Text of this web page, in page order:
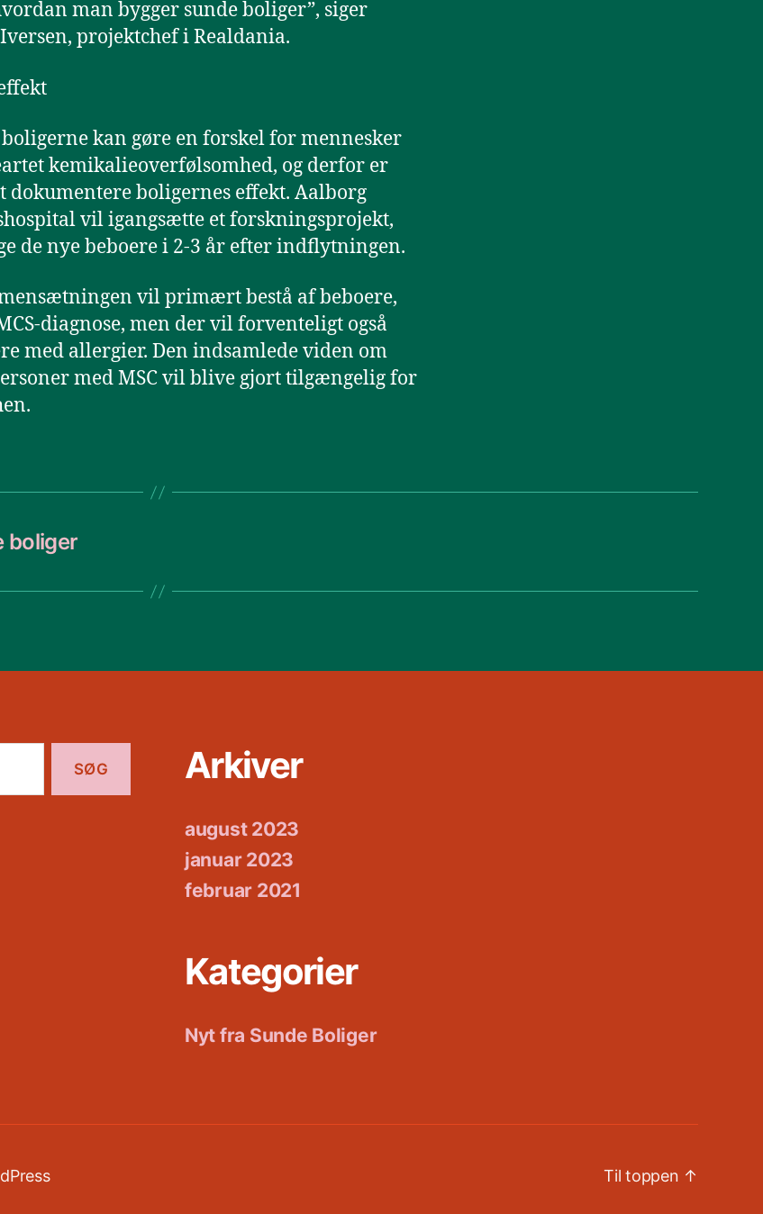
man bygger sunde boliger”, siger
projektchef i Realdania.
boligerne kan gøre en forskel for mennesker
kemikalieoverfølsomhed, og derfor er
dokumentere boligernes effekt. Aalborg
vil igangsætte et forskningsprojekt,
de nye beboere i 2-3 år efter indflytningen.
vil primært bestå af beboere,
diagnose, men der vil forventeligt også
med allergier. Den indsamlede viden om
med MSC vil blive gjort tilgængelig for
boliger
Arkiver
august 2023
januar 2023
februar 2021
Kategorier
Nyt fra Sunde Boliger
Til toppen ↑